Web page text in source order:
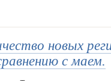
новых
с маем.